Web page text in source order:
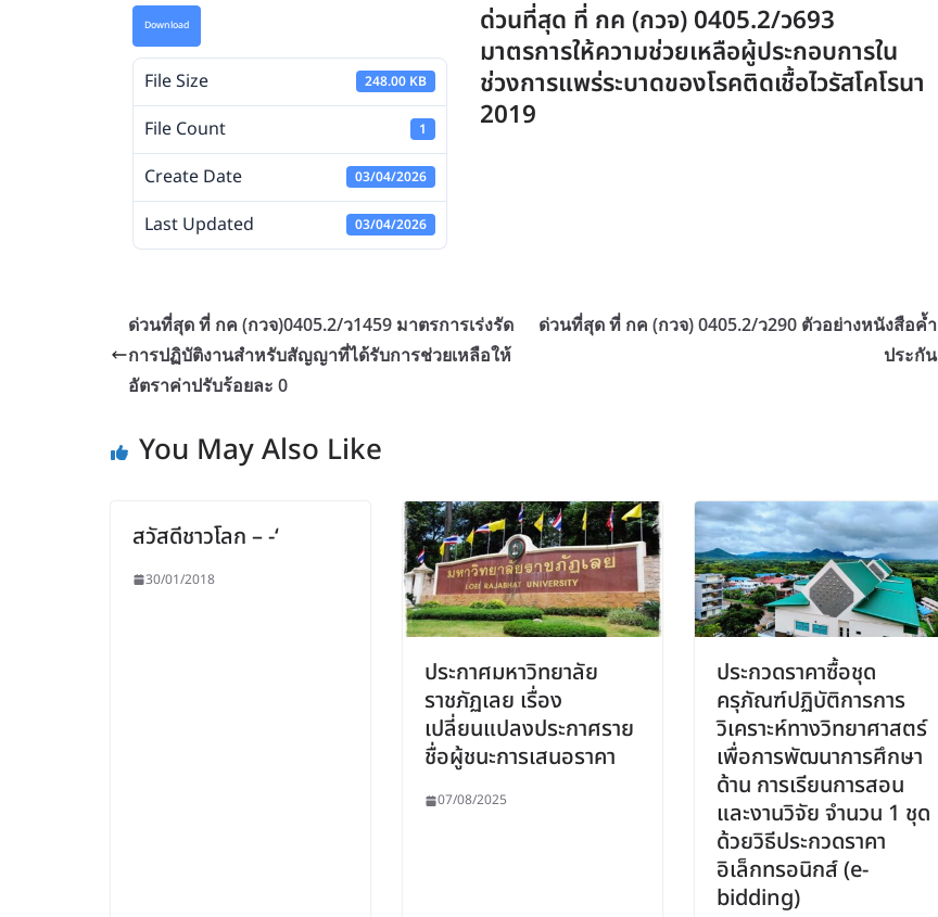
Download
File Size 248.00 KB
File Count 1
Create Date 03/04/2026
Last Updated 03/04/2026
ด่วนที่สุด ที่ กค (กวจ) 0405.2/ว693
มาตรการให้ความช่วยเหลือผู้ประกอบการใน
ช่วงการแพร่ระบาดของโรคติดเชื้อไวรัสโคโรนา
2019
ด่วนที่สุด ที่ กค (กวจ)0405.2/ว1459 มาตรการเร่งรัด
การปฏิบัติงานสำหรับสัญญาที่ได้รับการช่วยเหลือให้
อัตราค่าปรับร้อยละ 0
ด่วนที่สุด ที่ กค (กวจ) 0405.2/ว290 ตัวอย่างหนังสือค้ำ
ประกัน
You May Also Like
สวัสดีชาวโลก – -‘
30/01/2018
ประกาศมหาวิทยาลัย
ราชภัฏเลย เรื่อง
เปลี่ยนแปลงประกาศราย
ชื่อผู้ชนะการเสนอราคา
07/08/2025
ประกวดราคาซื้อชุด
ครุภัณฑ์ปฏิบัติการการ
วิเคราะห์ทางวิทยาศาสตร์
เพื่อการพัฒนาการศึกษา
ด้าน การเรียนการสอน
และงานวิจัย จำนวน 1 ชุด
ด้วยวิธีประกวดราคา
อิเล็กทรอนิกส์ (e-
bidding)